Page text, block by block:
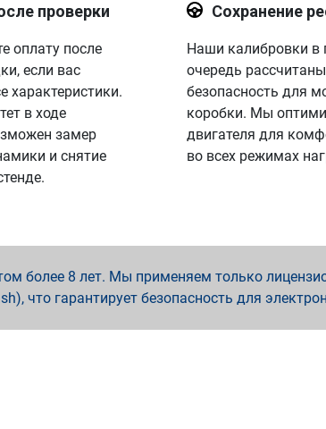
проверки
оплату после
если вас
характеристики.
в ходе
замер
и снятие
Сохранение
Наши калибровки в
очередь
безопасность для
коробки. Мы
двигателя для
во всех режимах
более 8 лет. Мы применяем только
что гарантирует безопасность для